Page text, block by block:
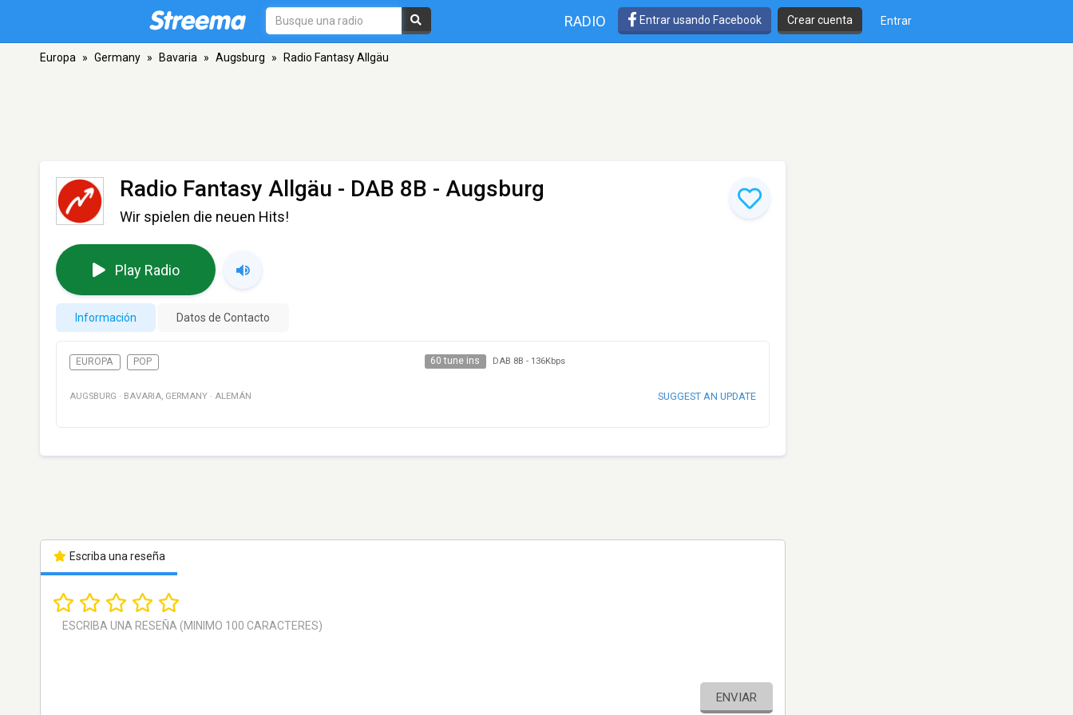
RADIO Entrar usando Facebook Crear cuenta Entrar
Europa » Germany » Bavaria » Augsburg » Radio Fantasy Allgäu
Radio Fantasy Allgäu - DAB 8B - Augsburg
Wir spielen die neuen Hits!
Play Radio
Información Datos de Contacto
EUROPA POP 60 tune ins DAB 8B - 136Kbps
AUGSBURG · BAVARIA, GERMANY · ALEMÁN SUGGEST AN UPDATE
Escriba una reseña
ENVIAR